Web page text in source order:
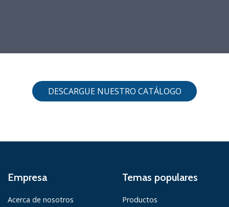
DESCARGUE NUESTRO CATÁLOGO
Empresa
Acerca de nosotros
Temas populares
Productos